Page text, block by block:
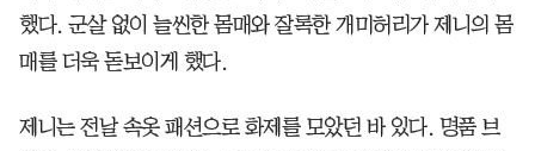
했다. 군살 없이 늘씬한 몸매와 잘록한 개미허리가 제니의 몸
매를 더욱 돋보이게 했다.
제니는 전날 속옷 패션으로 화제를 모았던 바 있다. 명품 브